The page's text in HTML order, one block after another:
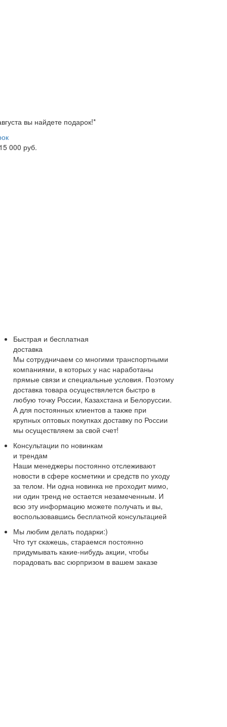
вы найдете подарок!*
000 руб.
Быстрая и бесплатная
доставка
Мы сотрудничаем со многими транспортными
компаниями, в которых у нас наработаны
прямые связи и специальные условия. Поэтому
доставка товара осуществялется быстро в
любую точку России, Казахстана и Белоруссии.
А для постоянных клиентов а также при
крупных оптовых покупках доставку по России
мы осуществляем за свой счет!
Консультации по новинкам
и трендам
Наши менеджеры постоянно отслеживают
новости в сфере косметики и средств по уходу
за телом. Ни одна новинка не проходит мимо,
ни один тренд не остается незамеченным. И
всю эту информацию можете получать и вы,
воспользовавшись бесплатной консультацией
Мы любим делать подарки:)
Что тут скажешь, стараемся постоянно
придумывать какие-нибудь акции, чтобы
порадовать вас сюрпризом в вашем заказе